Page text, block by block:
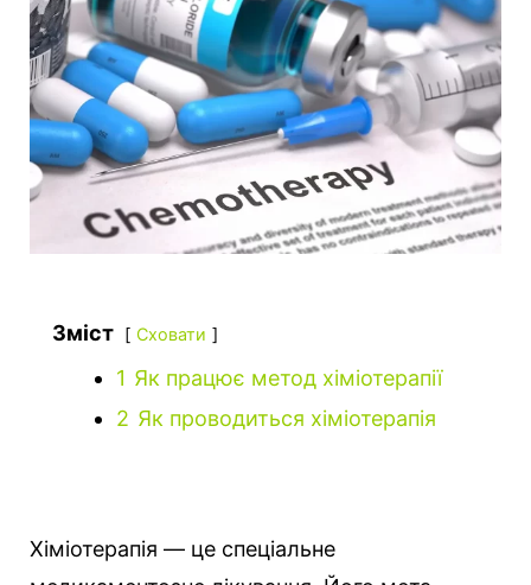
Зміст Сховати
1 Як працює метод хіміотерапії
2 Як проводиться хіміотерапія
Хіміотерапія — це спеціальне